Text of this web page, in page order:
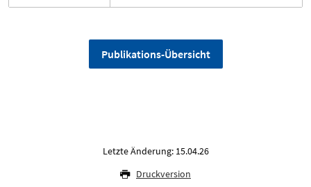
Publikations-Übersicht
Letzte Änderung: 15.04.26
Druckversion